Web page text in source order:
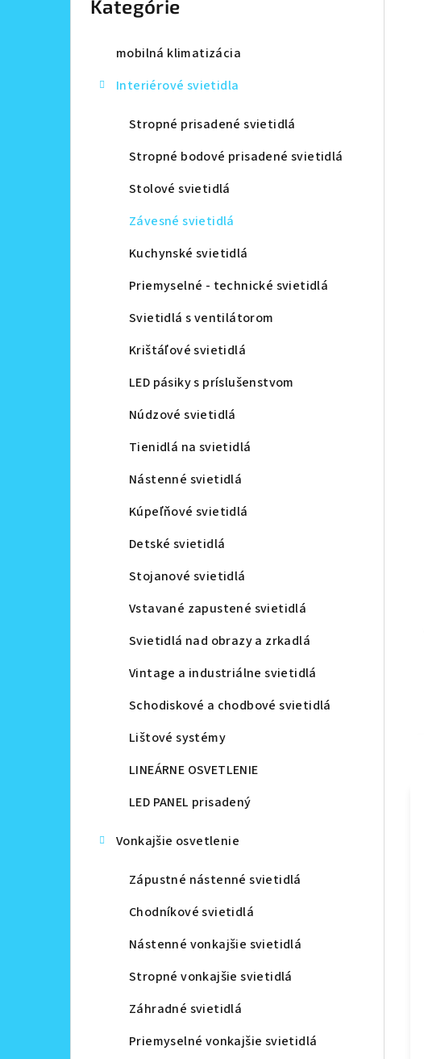
Kategórie
mobilná klimatizácia
Interiérové svietidla
Stropné prisadené svietidlá
Stropné bodové prisadené svietidlá
Stolové svietidlá
Závesné svietidlá
Kuchynské svietidlá
Priemyselné - technické svietidlá
Svietidlá s ventilátorom
Krištáľové svietidlá
LED pásiky s príslušenstvom
Núdzové svietidlá
Tienidlá na svietidlá
Nástenné svietidlá
Kúpeľňové svietidlá
Detské svietidlá
Stojanové svietidlá
Vstavané zapustené svietidlá
Svietidlá nad obrazy a zrkadlá
Vintage a industriálne svietidlá
Schodiskové a chodbové svietidlá
Lištové systémy
LINEÁRNE OSVETLENIE
LED PANEL prisadený
Vonkajšie osvetlenie
Zápustné nástenné svietidlá
Chodníkové svietidlá
Nástenné vonkajšie svietidlá
Stropné vonkajšie svietidlá
Záhradné svietidlá
Priemyselné vonkajšie svietidlá